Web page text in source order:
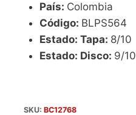
País: Colombia
Código: BLPS564
Estado: Tapa: 8/10
Estado: Disco: 9/10
SKU: BC12768